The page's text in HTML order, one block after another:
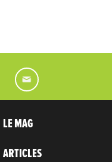
LE MAG
ARTICLES